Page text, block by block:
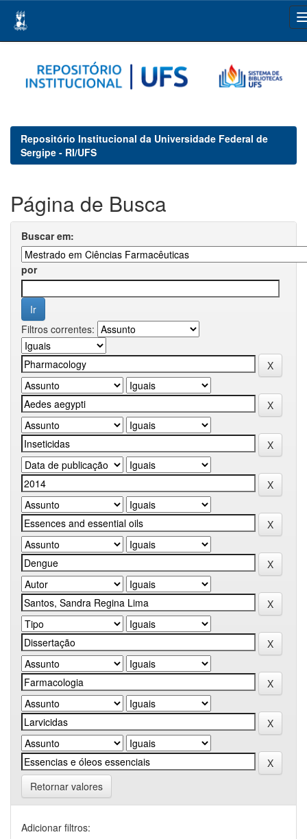
navigation
Repositório Institucional da Universidade Federal de
Sergipe - RI/UFS
Página de Busca
Buscar em:
por
Filtros correntes:
Retornar valores
Adicionar filtros: